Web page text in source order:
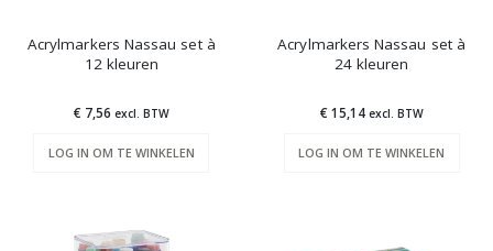
Acrylmarkers Nassau set à
12 kleuren
€ 7,56 excl. BTW
LOG IN OM TE WINKELEN
Acrylmarkers Nassau set à
24 kleuren
€ 15,14 excl. BTW
LOG IN OM TE WINKELEN